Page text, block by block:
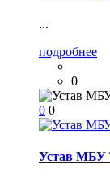
...
подробнее
0
0 0
Устав МБУ